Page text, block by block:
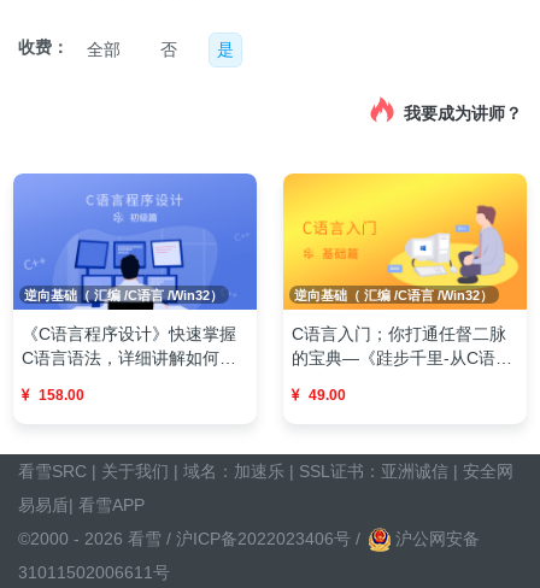
收费： 全部 否 是
我要成为讲师？
逆向基础（ 汇编 /C语言 /Win32）
《C语言程序设计》快速掌握
C语言语法，详细讲解如何调
158.00
逆向基础（ 汇编 /C语言 /Win32）
C语言入门；你打通任督二脉
的宝典—《跬步千里-从C语言
49.00
看雪SRC | 关于我们 | 域名： 加速乐 | SSL证书： 亚洲诚信 | 安全网
易易盾| 看雪APP
©2000 - 2026 看雪 / 沪ICP备2022023406号 /
沪公网安备
31011502006611号